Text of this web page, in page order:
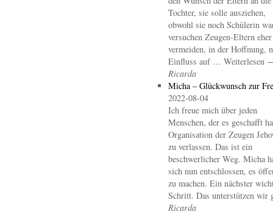
Tochter, sie solle ausziehen,
obwohl sie noch Schülerin
versuchen Zeugen-Eltern
vermeiden, in der Hoffnung,
Einfluss auf … Weiterlesen
Ricarda
Micha – Glückwunsch zur
2022-08-04
Ich freue mich über jeden
Menschen, der es geschafft
Organisation der Zeugen
zu verlassen. Das ist ein
beschwerlicher Weg. Micha
sich nun entschlossen, es
zu machen. Ein nächster
Schritt. Das unterstützen wir
Ricarda